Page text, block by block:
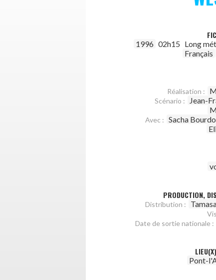
1996 02h15 Long
Français
Réalisation :
Scénario :
Jean-
Avec : Sacha Bourdo
PRODUCTION,
Distribution :
Date de sortie nationale :
Pont-